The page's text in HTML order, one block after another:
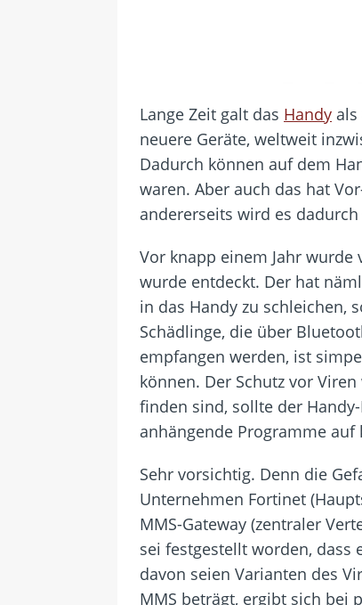
Lange Zeit galt das Handy
neuere Geräte, weltweit
Dadurch können auf dem
waren. Aber auch das hat
andererseits wird es
Vor knapp einem Jahr
wurde entdeckt. Der hat
in das Handy zu schleichen,
Schädlinge, die über
empfangen werden, ist
können. Der Schutz vor
finden sind, sollte der
anhängende Programme
Sehr vorsichtig. Denn die
Unternehmen Fortinet
MMS-Gateway (zentraler
sei festgestellt worden, dass
davon seien Varianten des
MMS beträgt, ergibt sich bei